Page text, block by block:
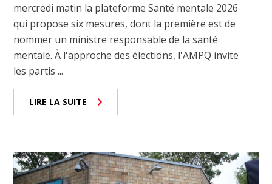
mercredi matin la plateforme Santé mentale 2026
qui propose six mesures, dont la première est de
nommer un ministre responsable de la santé
mentale. À l'approche des élections, l'AMPQ invite
les partis ...
LIRE LA SUITE